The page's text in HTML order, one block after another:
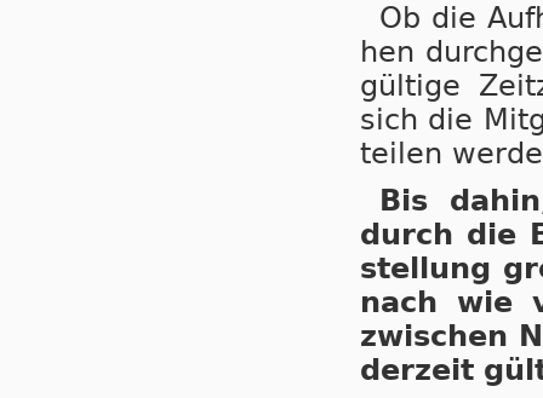
Ob die
hen
gül­ti­ge
sich die
tei­len
Bis
durch die
stel­lung
nach wie
zwi­schen
der­zeit